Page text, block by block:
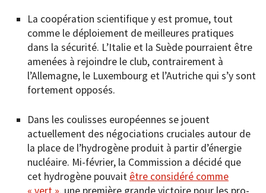
La coopération scientifique y est promue, tout
comme le déploiement de meilleures pratiques
dans la sécurité. L’Italie et la Suède pourraient être
amenées à rejoindre le club, contrairement à
l’Allemagne, le Luxembourg et l’Autriche qui s’y sont
fortement opposés.
Dans les coulisses européennes se jouent
actuellement des négociations cruciales autour de
la place de l’hydrogène produit à partir d’énergie
nucléaire. Mi-février, la Commission a décidé que
cet hydrogène pouvait être considéré comme